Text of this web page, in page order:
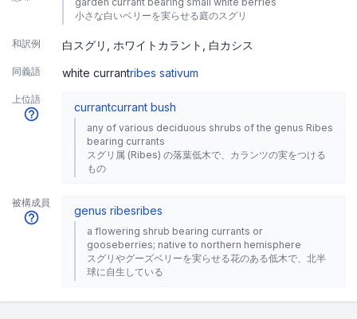
小さな白いベリーを実らせる庭のスグリ
和訳例 白スグリ ホワイトカラント 白カシス
同義語 white currantribes sativum
上位語
currantcurrant bush
any of various deciduous shrubs of the genus Ribes
bearing currants
スグリ属 (Ribes) の落葉低木で、カランツの実をつける
もの
被構成員
genus ribesribes
a flowering shrub bearing currants or
gooseberries; native to northern hemisphere
スグリやグーズベリーを実らせる花のある低木で、北半
球に自生している